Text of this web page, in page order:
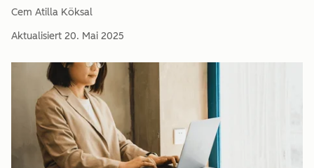
Cem Atilla Köksal
Aktualisiert 20. Mai 2025